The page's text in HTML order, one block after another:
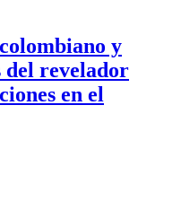
y
revelador
en el